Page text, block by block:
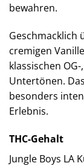
bewahren.
Geschmacklich
cremigen
klassischen
Untertönen.
besonders
Erlebnis.
THC-Gehalt
Jungle Boys LA